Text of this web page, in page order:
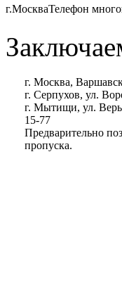
г.МоскваТелефон
г. Москва,
г. Серпухов, ул.
г. Мытищи, ул.
15-77
Предварительно
пропуска.